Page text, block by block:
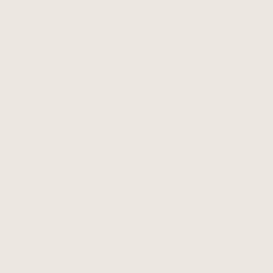
不法行為責
責任を負わ